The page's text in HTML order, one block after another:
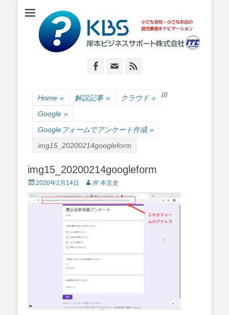
岸本ビジネスサポ
ート株式会社
小さな会社・小さなお店のIT経営をナビゲーション
Facebook
Email
Home » 解説記事 » /
クラウド » /
Google »
/
Googleフォームでアンケート作成 »
img15_20200214googleform
img15_20200214googleform
Posted
on
2020年2月14日 Author
岸 本圭史